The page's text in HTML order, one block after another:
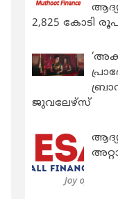
2,825 കോടി
ജുവലേഴ്‌സ്